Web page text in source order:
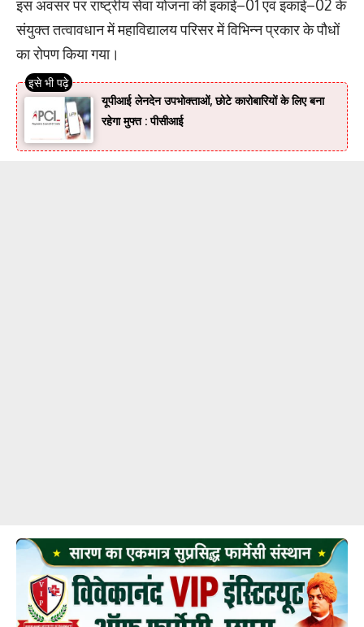
इस अवसर पर राष्ट्रीय सेवा योजना की इकाई–01 एवं इकाई–02 के
संयुक्त तत्वावधान में महाविद्यालय परिसर में विभिन्न प्रकार के पौधों
का रोपण किया गया।
यूपीआई लेनदेन उपभोक्ताओं, छोटे कारोबारियों के लिए बना
रहेगा मुफ्त : पीसीआई